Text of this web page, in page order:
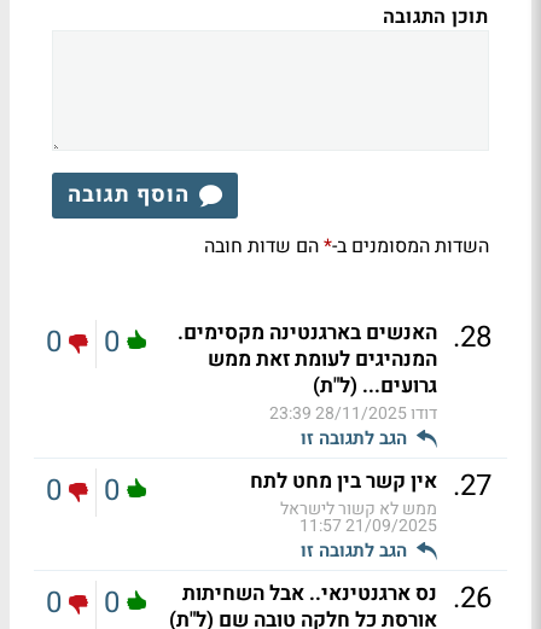
תוכן התגובה
הוסף תגובה
השדות המסומנים ב-*הם שדות חובה
28
. האנשים בארגנטינה מקסימים.
המנהיגים לעומת זאת ממש
גרועים... (ל"ת)
דודו28/11/2025 23:39
הגב לתגובה זו
0
0
27
. אין קשר בין מחט לתח
ממש לא קשור לישראל
21/09/2025 11:57
הגב לתגובה זו
0
0
26
. נס ארגנטינאי.. אבל השחיתות
אורסת כל חלקה טובה שם (ל"ת)
0
0